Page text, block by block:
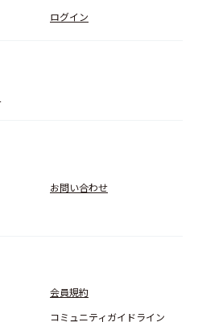
ログイン
お問い合わせ
会員規約
コミュニティガイドライン